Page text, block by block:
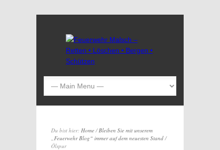
Du bist hier: Home/Bleiben Sie mit unserem
„Feuerwehr Blog“ immer auf dem neuesten Stand/
Ölspur